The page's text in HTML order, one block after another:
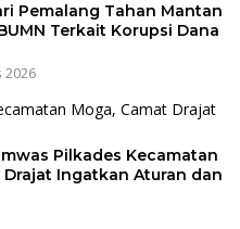
Pemalang Tahan Mantan
Terkait Korupsi Dana
2026
Pilkades Kecamatan
Drajat Ingatkan Aturan dan